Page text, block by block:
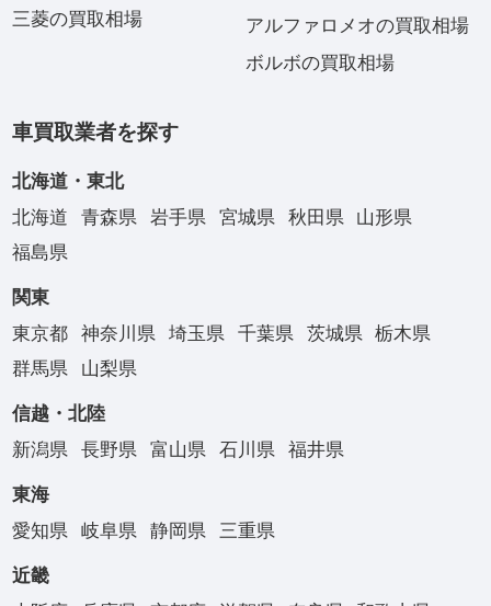
三菱の買取相場
アルファロメオの買取相場
ボルボの買取相場
車買取業者を探す
北海道・東北
北海道
青森県 岩手県 宮城県 秋田県
山形県
福島県
関東
東京都
神奈川県 埼玉県 千葉県 茨城県
栃木県
群馬県
山梨県
信越・北陸
新潟県
長野県 富山県 石川県 福井県
東海
愛知県
岐阜県 静岡県 三重県
近畿